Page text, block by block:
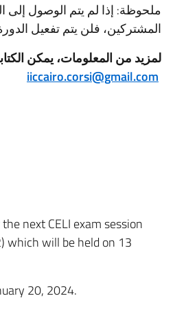
ملحوظة: إذا لم يتم الوصول إلى
المشتركين، فلن يتم تفعيل
لمزيد من المعلومات، يمكن
iiccairo.corsi@gmail.com
next CELI exam session
which will be held on 13
20, 2024.